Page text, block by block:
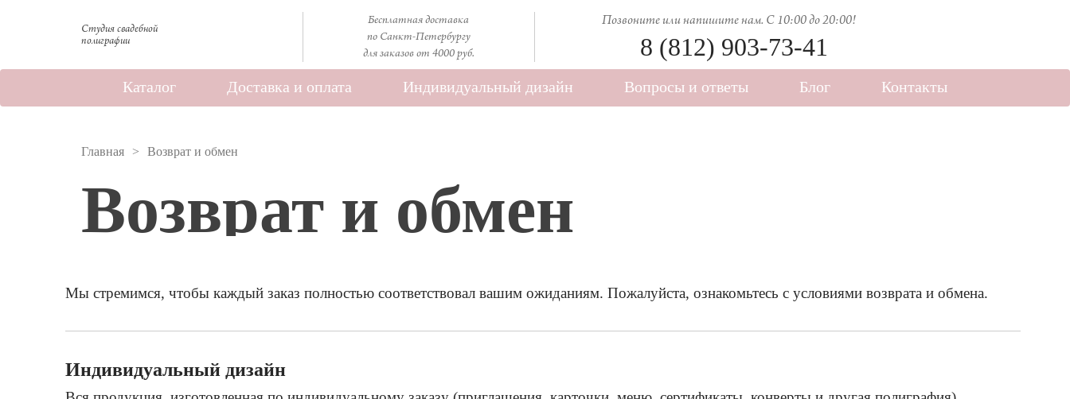
Студия свадебной
полиграфии
Бесплатная доставка
по Санкт-Петербургу
для заказов от 4000 руб.
Позвоните или напишите нам. C 10:00 до 20:00!
8 (812) 903-73-41
Каталог Доставка и оплата Индивидуальный дизайн Вопросы и ответы Блог Контакты
Главная Возврат и обмен
Возврат и обмен
Мы стремимся, чтобы каждый заказ полностью соответствовал вашим ожиданиям. Пожалуйста, ознакомьтесь с условиями возврата и обмена.
Индивидуальный дизайн